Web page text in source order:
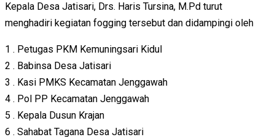
Kepala Desa Jatisari, Drs. Haris Tursina, M.Pd turut
menghadiri kegiatan fogging tersebut dan didampingi oleh
1 . Petugas PKM Kemuningsari Kidul
2 . Babinsa Desa Jatisari
3 . Kasi PMKS Kecamatan Jenggawah
4 . Pol PP Kecamatan Jenggawah
5 . Kepala Dusun Krajan
6 . Sahabat Tagana Desa Jatisari